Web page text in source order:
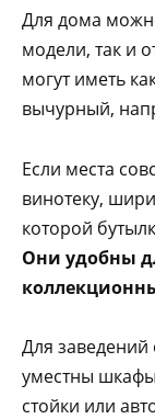
Для дома
модели, так и
могут иметь
вычурный,
Если места
винотеку,
которой
Они удобны
Для
уместны
стойки или